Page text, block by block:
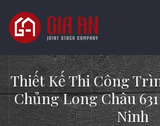
Thiết Kế Thi Công
Chủng Long Châu
Ninh